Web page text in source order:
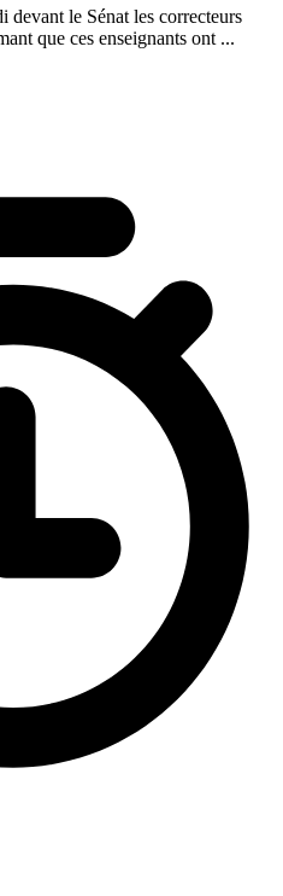
le Sénat les correcteurs
que ces enseignants ont ...